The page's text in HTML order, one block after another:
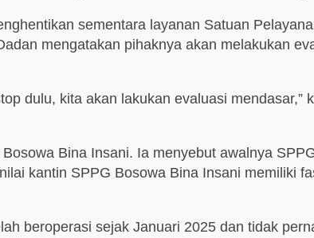
sementara layanan Satuan
mengatakan pihaknya akan melakukan
dulu, kita akan lakukan evaluasi
Bina Insani. Ia menyebut awalnya
kantin SPPG Bosowa Bina Insani memiliki
beroperasi sejak Januari 2025 dan tidak